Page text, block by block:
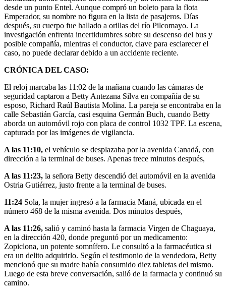
desde un punto Entel. Aunque compró un boleto para la flota
Emperador, su nombre no figura en la lista de pasajeros. Días
después, su cuerpo fue hallado a orillas del río Pilcomayo. La
investigación enfrenta incertidumbres sobre su descenso del bus y
posible compañía, mientras el conductor, clave para esclarecer el
caso, no puede declarar debido a un accidente reciente.
CRÓNICA DEL CASO:
El reloj marcaba las 11:02 de la mañana cuando las cámaras de
seguridad captaron a Betty Antezana Silva en compañía de su
esposo, Richard Raúl Bautista Molina. La pareja se encontraba en la
calle Sebastián García, casi esquina Germán Buch, cuando Betty
aborda un automóvil rojo con placa de control 1032 TPF. La escena,
capturada por las imágenes de vigilancia.
A las 11:10, el vehículo se desplazaba por la avenida Canadá, con
dirección a la terminal de buses. Apenas trece minutos después,
A las 11:23, la señora Betty descendió del automóvil en la avenida
Ostria Gutiérrez, justo frente a la terminal de buses.
11:24 Sola, la mujer ingresó a la farmacia Maná, ubicada en el
número 468 de la misma avenida. Dos minutos después,
A las 11:26, salió y caminó hasta la farmacia Virgen de Chaguaya,
en la dirección 420, donde preguntó por un medicamento:
Zopiclona, un potente somnífero. Le consultó a la farmacéutica si
era un delito adquirirlo. Según el testimonio de la vendedora, Betty
mencionó que su madre había consumido diez tabletas del mismo.
Luego de esta breve conversación, salió de la farmacia y continuó su
camino.